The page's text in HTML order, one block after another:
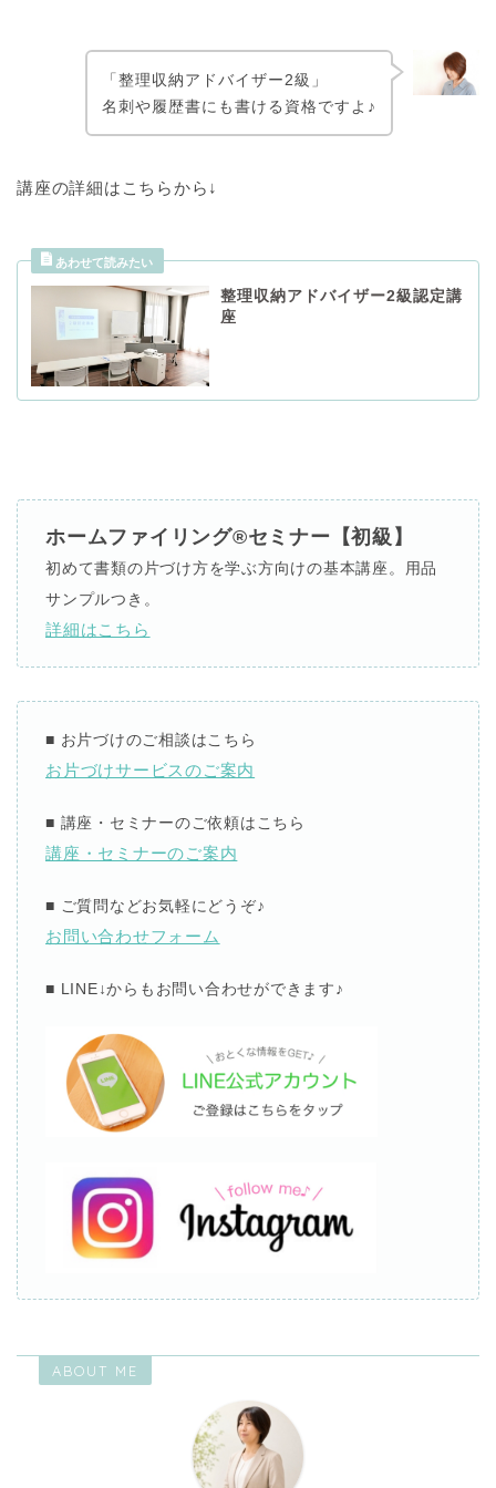
「整理収納アドバイザー2級」
名刺や履歴書にも書ける資格ですよ♪
講座の詳細はこちらから↓
整理収納アドバイザー2級認定講
座
ホームファイリング®︎セミナー【初級】
初めて書類の片づけ方を学ぶ方向けの基本講座。用品
サンプルつき。
詳細はこちら
■ お片づけのご相談はこちら
お片づけサービスのご案内
■ 講座・セミナーのご依頼はこちら
講座・セミナーのご案内
■ ご質問などお気軽にどうぞ♪
お問い合わせフォーム
■ LINE↓からもお問い合わせができます♪
ABOUT ME